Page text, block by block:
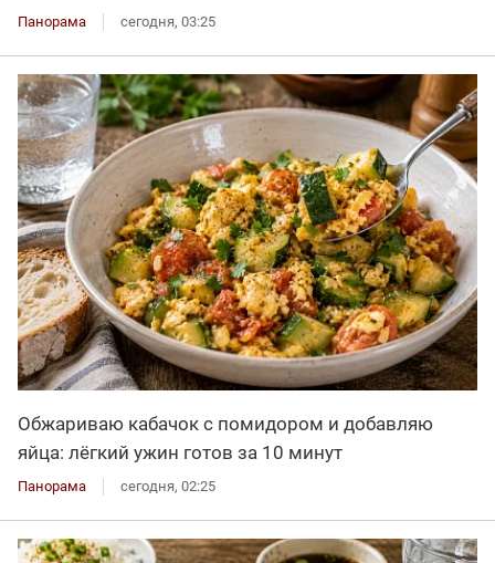
Панорама сегодня, 03:25
Обжариваю кабачок с помидором и добавляю
яйца: лёгкий ужин готов за 10 минут
Панорама сегодня, 02:25